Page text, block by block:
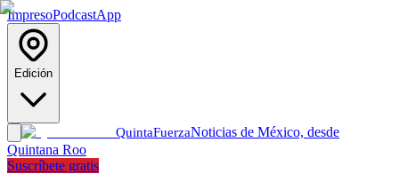
ImpresoPodcastApp
Edición
QuintaFuerzaNoticias de México, desde
Quintana Roo
Suscríbete gratis